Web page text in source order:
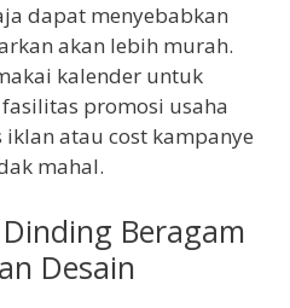
dapat menyebabkan
akan lebih murah.
kalender untuk
promosi usaha
atau cost kampanye
mahal.
Beragam
Desain